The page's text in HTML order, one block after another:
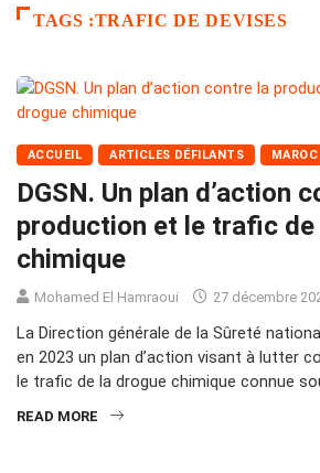
TAGS :TRAFIC DE DEVISES
ACCUEIL ARTICLES DÉFILANTS MAROC
DGSN. Un plan d’action
production et le trafic de
chimique
Mohamed El Hamraoui 27 décembre
La Direction générale de la Sûreté
en 2023 un plan d’action visant à lutter
le trafic de la drogue chimique connue
READ MORE